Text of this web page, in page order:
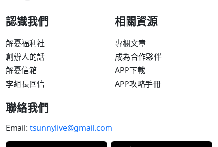
認識我們
解憂福利社
創辦人的話
解憂信箱
李組長回信
相關資源
專欄文章
成為合作夥伴
APP下載
APP攻略手冊
聯絡我們
Email: tsunnylive@gmail.com